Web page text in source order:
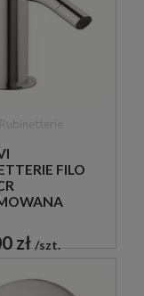
FILO
zł szt.